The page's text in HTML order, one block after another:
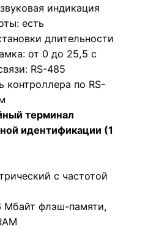
индикация
есть
длительности
от 0 до 25,5 c
RS-485
контроллера по RS-
терминал
идентификации (1
с частотой
Мбайт флэш-памяти,